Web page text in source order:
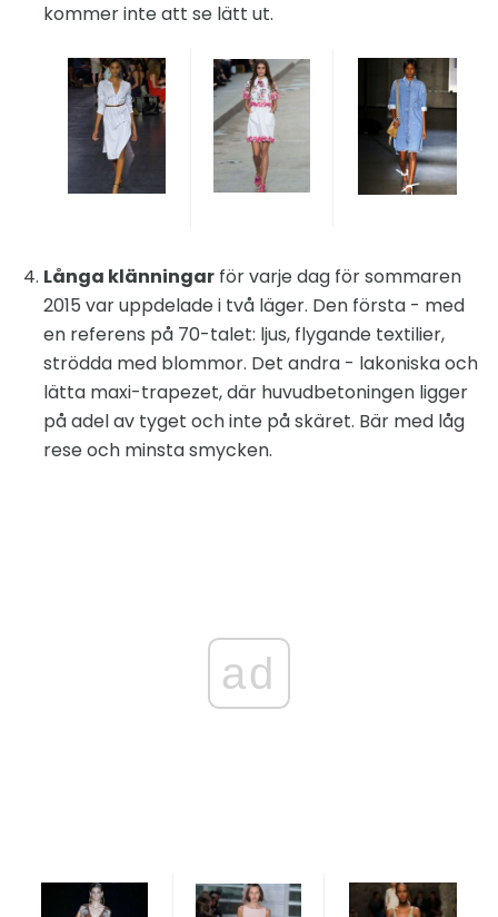
kommer inte att se lätt ut.
Långa klänningar för varje dag för sommaren
2015 var uppdelade i två läger. Den första - med
en referens på 70-talet: ljus, flygande textilier,
strödda med blommor. Det andra - lakoniska och
lätta maxi-trapezet, där huvudbetoningen ligger
på adel av tyget och inte på skäret. Bär med låg
rese och minsta smycken.
ad